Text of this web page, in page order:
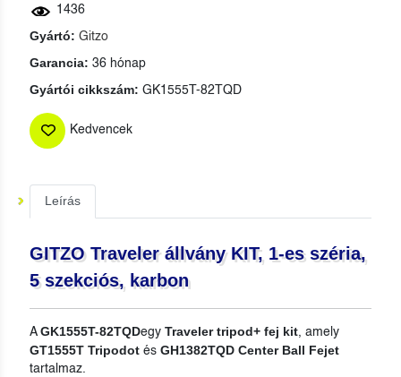
1436
Gyártó: Gitzo
Garancia: 36 hónap
Gyártói cikkszám: GK1555T-82TQD
Kedvencek
Leírás
GITZO Traveler állvány KIT, 1-es széria,
5 szekciós, karbon
A GK1555T-82TQDegy Traveler tripod+ fej kit, amely
GT1555T Tripodot és GH1382TQD Center Ball Fejet
tartalmaz.